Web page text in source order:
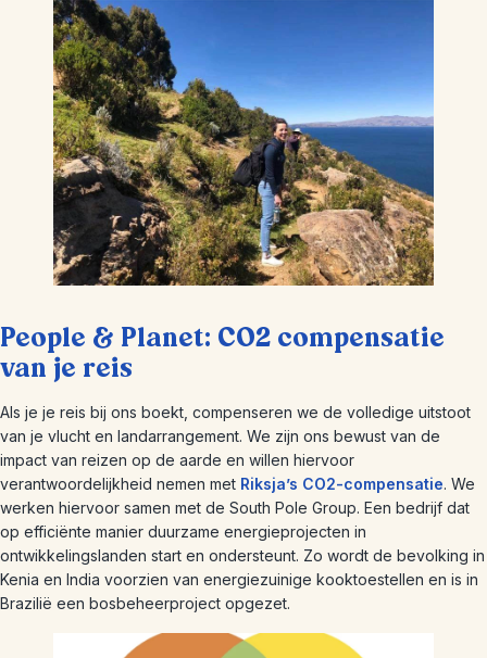
People & Planet: CO2 compensatie
van je reis
Als je je reis bij ons boekt, compenseren we de volledige uitstoot
van je vlucht en landarrangement. We zijn ons bewust van de
impact van reizen op de aarde en willen hiervoor
verantwoordelijkheid nemen met Riksja’s CO2-compensatie. We
werken hiervoor samen met de South Pole Group. Een bedrijf dat
op efficiënte manier duurzame energieprojecten in
ontwikkelingslanden start en ondersteunt. Zo wordt de bevolking in
Kenia en India voorzien van energiezuinige kooktoestellen en is in
Brazilië een bosbeheerproject opgezet.